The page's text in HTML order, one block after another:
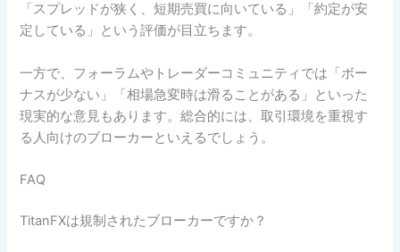
「スプレッドが狭く、短期売買に向いている」「約定が安
定している」という評価が目立ちます。
一方で、フォーラムやトレーダーコミュニティでは「ボー
ナスが少ない」「相場急変時は滑ることがある」といった
現実的な意見もあります。総合的には、取引環境を重視す
る人向けのブローカーといえるでしょう。
FAQ
TitanFXは規制されたブローカーですか？